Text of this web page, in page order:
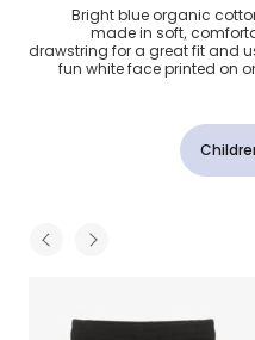
Bright blue organic
made in soft,
drawstring for a great fit and
fun white face printed on